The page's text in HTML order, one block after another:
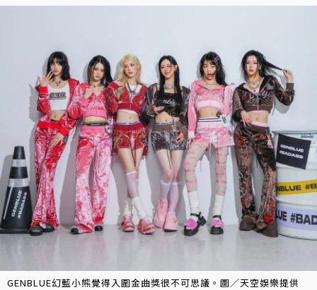
GENBLUE幻藍小熊覺得入圍金曲獎很不可思議。圖／天空娛樂提供